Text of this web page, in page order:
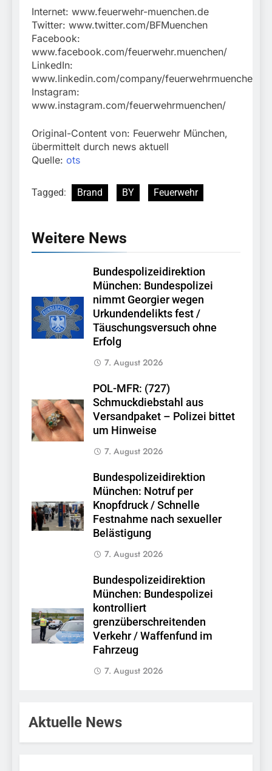
Internet: www.feuerwehr-muenchen.de
Twitter: www.twitter.com/BFMuenchen
Facebook:
www.facebook.com/feuerwehr.muenchen/
LinkedIn:
www.linkedin.com/company/feuerwehrmuenchen
Instagram:
www.instagram.com/feuerwehrmuenchen/
Original-Content von: Feuerwehr München,
übermittelt durch news aktuell
Quelle: ots
Tagged: Brand BY Feuerwehr
Weitere News
Bundespolizeidirektion
München: Bundespolizei
nimmt Georgier wegen
Urkundendelikts fest /
Täuschungsversuch ohne
Erfolg
7. August 2026
POL-MFR: (727)
Schmuckdiebstahl aus
Versandpaket – Polizei bittet
um Hinweise
7. August 2026
Bundespolizeidirektion
München: Notruf per
Knopfdruck / Schnelle
Festnahme nach sexueller
Belästigung
7. August 2026
Bundespolizeidirektion
München: Bundespolizei
kontrolliert
grenzüberschreitenden
Verkehr / Waffenfund im
Fahrzeug
7. August 2026
Aktuelle News